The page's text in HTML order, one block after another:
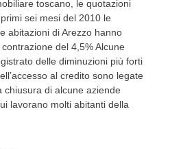
toscano, le quotazioni
sei mesi del 2010 le
abitazioni di Arezzo hanno
del 4,5% Alcune
delle diminuzioni più forti
al credito sono legate
chiusura di alcune aziende
lavorano molti abitanti della